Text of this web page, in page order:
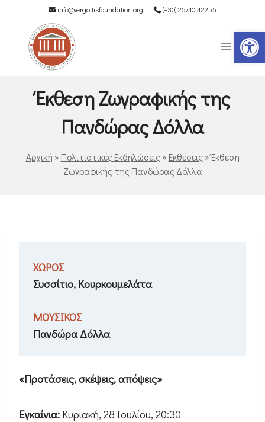
info@vergottisfoundation.org (+30) 26710 42255
Έκθεση Ζωγραφικής της
Πανδώρας Δόλλα
Αρχική » Πολιτιστικές Εκδηλώσεις» Εκθέσεις»Έκθεση
Ζωγραφικής της Πανδώρας Δόλλα
ΧΩΡΟΣ
Συσσίτιο, Κουρκουμελάτα
ΜΟΥΣΙΚΟΣ
Πανδώρα Δόλλα
«Προτάσεις, σκέψεις, απόψεις»
Εγκαίνια: Κυριακή, 28 Ιουλίου, 20:30